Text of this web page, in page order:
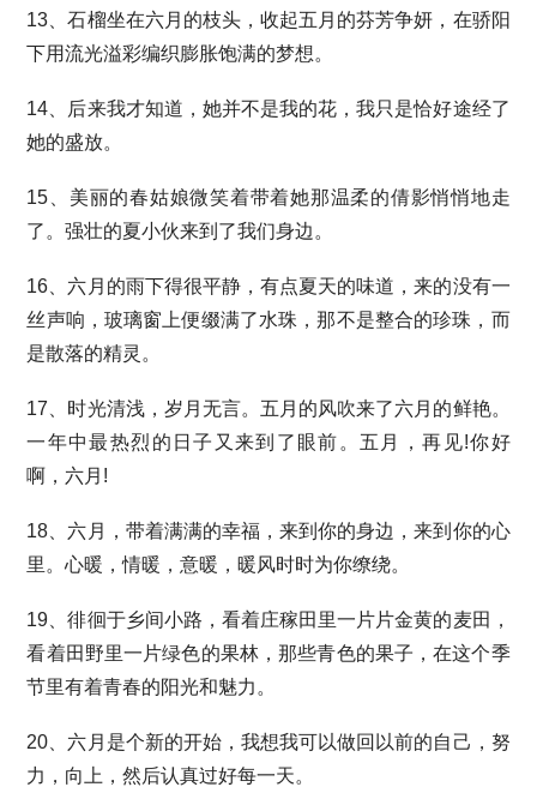
13、石榴坐在六月的枝头，收起五月的芬芳争妍，在骄阳
下用流光溢彩编织膨胀饱满的梦想。
14、后来我才知道，她并不是我的花，我只是恰好途经了
她的盛放。
15、美丽的春姑娘微笑着带着她那温柔的倩影悄悄地走
了。强壮的夏小伙来到了我们身边。
16、六月的雨下得很平静，有点夏天的味道，来的没有一
丝声响，玻璃窗上便缀满了水珠，那不是整合的珍珠，而
是散落的精灵。
17、时光清浅，岁月无言。五月的风吹来了六月的鲜艳。
一年中最热烈的日子又来到了眼前。五月，再见!你好
啊，六月!
18、六月，带着满满的幸福，来到你的身边，来到你的心
里。心暖，情暖，意暖，暖风时时为你缭绕。
19、徘徊于乡间小路，看着庄稼田里一片片金黄的麦田，
看着田野里一片绿色的果林，那些青色的果子，在这个季
节里有着青春的阳光和魅力。
20、六月是个新的开始，我想我可以做回以前的自己，努
力，向上，然后认真过好每一天。